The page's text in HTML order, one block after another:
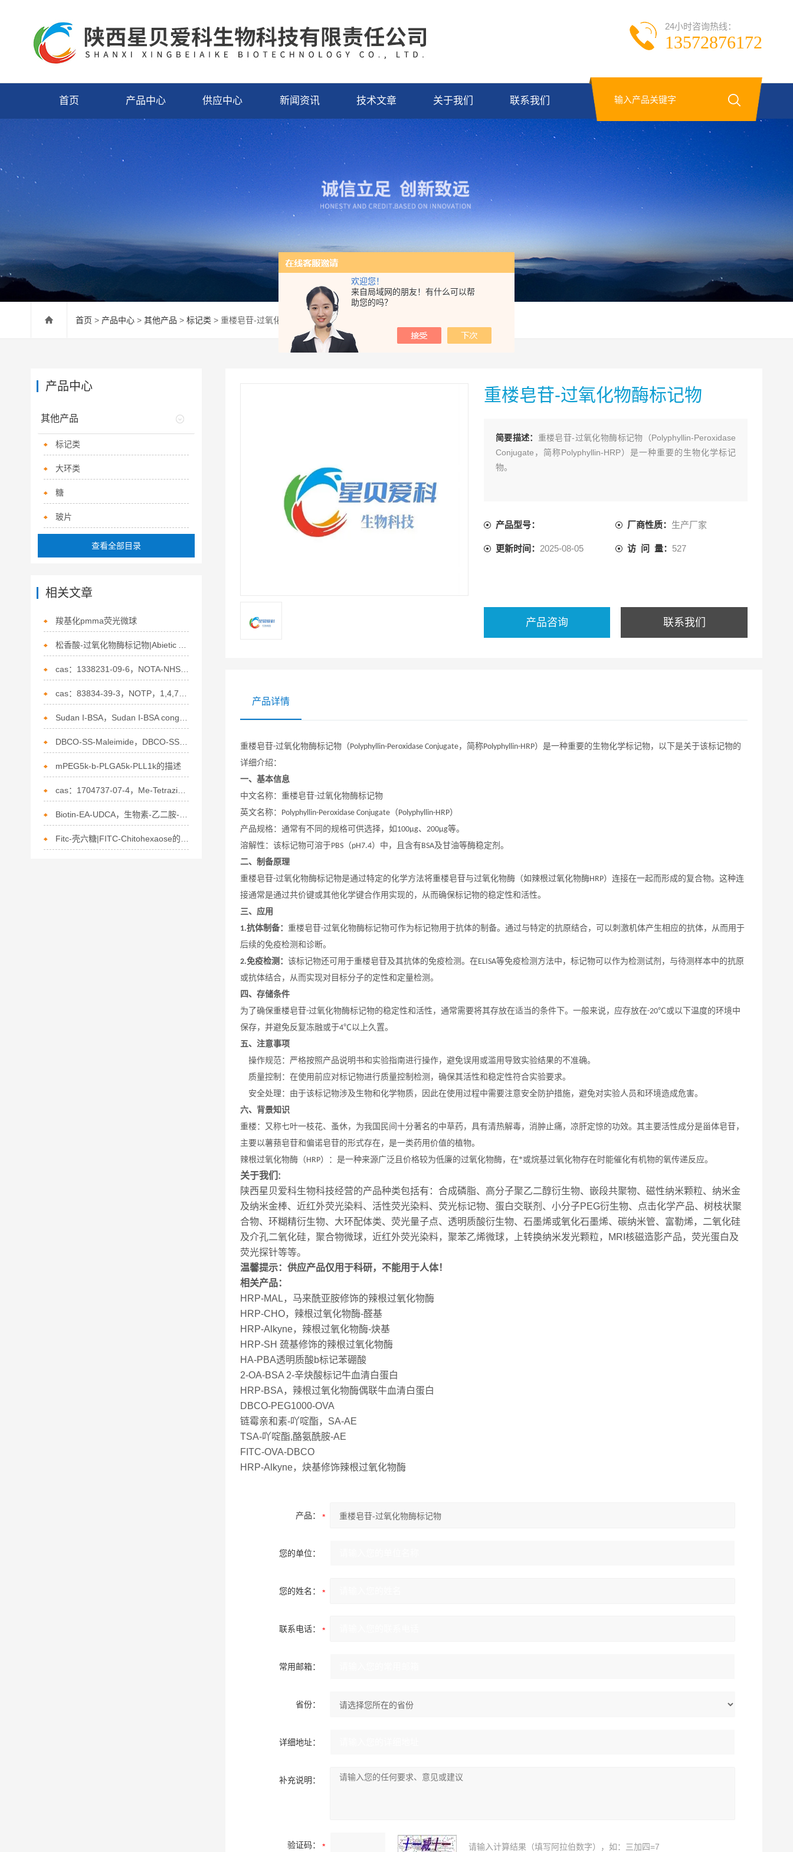
欢迎您！
来自局域网的朋友！有什么可以帮
助您的吗？
24小时咨询热线：
13572876172
首页 产品中心 供应中心 新闻资讯 技术文章 关于我们 联系我们
首页 > 产品中心 > 其他产品 > 标记类 > 重楼皂苷-过氧化物酶标记物
重楼皂苷-过氧化物酶标记物
简要描述： 重楼皂苷-过氧化物酶标记物（Polyphyllin-Peroxidase
Conjugate，简称Polyphyllin-HRP）是一种重要的生物化学标记
物。
产品型号： 厂商性质： 生产厂家
更新时间： 2025-08-05 访 问 量： 527
产品咨询 联系我们
产品详情
重楼皂苷-过氧化物酶标记物（Polyphyllin-Peroxidase Conjugate，简称Polyphyllin-HRP）是一种重要的生物化学标记物，以下是关于该标记物的
详细介绍：
一、基本信息
中文名称：重楼皂苷-过氧化物酶标记物
英文名称： Polyphyllin-Peroxidase Conjugate （Polyphyllin-HRP）
产品规格：通常有不同的规格可供选择，如 100μg、 200μg等。
溶解性：该标记物可溶于PBS （pH7.4）中，且含有BSA及甘油等酶稳定剂。
二、制备原理
重楼皂苷-过氧化物酶标记物是通过特定的化学方法将重楼皂苷与过氧化物酶（如辣根过氧化物酶HRP）连接在一起而形成的复合物。这种连
接通常是通过共价键或其他化学键合作用实现的，从而确保标记物的稳定性和活性。
三、应用
1.抗体制备： 重楼皂苷-过氧化物酶标记物可作为标记物用于抗体的制备。通过与特定的抗原结合，可以刺激机体产生相应的抗体，从而用于
后续的免疫检测和诊断。
2.免疫检测： 该标记物还可用于重楼皂苷及其抗体的免疫检测。在ELISA等免疫检测方法中，标记物可以作为检测试剂，与待测样本中的抗原
或抗体结合，从而实现对目标分子的定性和定量检测。
四、存储条件
为了确保重楼皂苷-过氧化物酶标记物的稳定性和活性，通常需要将其存放在适当的条件下。一般来说，应存放在-20℃或以下温度的环境中
保存，并避免反复冻融或于4℃以上久置。
五、注意事项
操作规范：严格按照产品说明书和实验指南进行操作，避免误用或滥用导致实验结果的不准确。
质量控制：在使用前应对标记物进行质量控制检测，确保其活性和稳定性符合实验要求。
安全处理：由于该标记物涉及生物和化学物质，因此在使用过程中需要注意安全防护措施，避免对实验人员和环境造成危害。
六、背景知识
重楼：又称七叶一枝花、蚤休，为我国民间十分著名的中草药，具有清热解毒，消肿止痛，凉肝定惊的功效。其主要活性成分是甾体皂苷，
主要以薯蓣皂苷和偏诺皂苷的形式存在，是一类药用价值的植物。
辣根过氧化物酶（HRP）：是一种来源广泛且价格较为低廉的过氧化物酶，在*或烷基过氧化物存在时能催化有机物的氧传递反应。
关于我们:
陕西星贝爱科生物科技经营的产品种类包括有：合成磷脂、高分子聚乙二醇衍生物、嵌段共聚物、磁性纳米颗粒、纳米金
及纳米金棒、近红外荧光染料、活性荧光染料、荧光标记物、蛋白交联剂、小分子PEG衍生物、点击化学产品、树枝状聚
合物、环糊精衍生物、大环配体类、荧光量子点、透明质酸衍生物、石墨烯或氧化石墨烯、碳纳米管、富勒烯，二氧化硅
及介孔二氧化硅，聚合物微球，近红外荧光染料，聚苯乙烯微球，上转换纳米发光颗粒，MRI核磁造影产品，荧光蛋白及
荧光探针等等。
温馨提示：供应产品仅用于科研，不能用于人体！
相关产品：
HRP-MAL，马来酰亚胺修饰的辣根过氧化物酶
HRP-CHO，辣根过氧化物酶-醛基
HRP-Alkyne，辣根过氧化物酶-炔基
HRP-SH 巯基修饰的辣根过氧化物酶
HA-PBA透明质酸b标记苯硼酸
2-OA-BSA 2-辛炔酸标记牛血清白蛋白
HRP-BSA，辣根过氧化物酶偶联牛血清白蛋白
DBCO-PEG1000-OVA
链霉亲和素-吖啶酯，SA-AE
TSA-吖啶酯,酪氨酰胺-AE
FITC-OVA-DBCO
HRP-Alkyne，炔基修饰辣根过氧化物酶
产品：
您的单位：
您的姓名：
联系电话：
常用邮箱：
省份：
详细地址：
补充说明：
验证码： 请输入计算结果（填写阿拉伯数字），如：三加四=7
产品中心
其他产品
标记类
大环类
糖
玻片
查看全部目录
相关文章
羧基化pmma荧光微球
cas：1338231-09-6，NOTA-NHS ester，NOTA-琥珀酰亚胺酯的介绍
DBCO-SS-Maleimide，DBCO-SS-Mal，二苯并环辛炔-二硫键-马来酰亚胺介绍
mPEG5k-b-PLGA5k-PLL1k的描述
cas：1704737-07-4，Me-Tetrazine-PEG4-O-amine的概述